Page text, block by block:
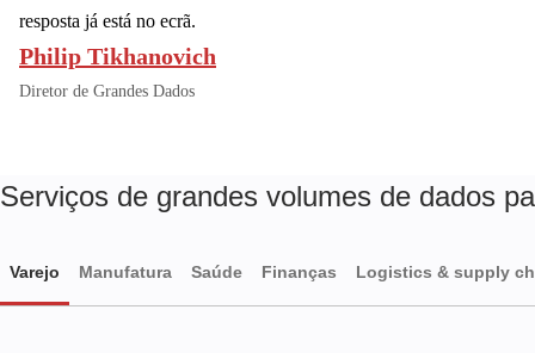
resposta já está no ecrã.
Philip Tikhanovich
Diretor de Grandes Dados
Serviços de grandes volumes de dados
Varejo Manufatura Saúde Finanças Logistics & supply